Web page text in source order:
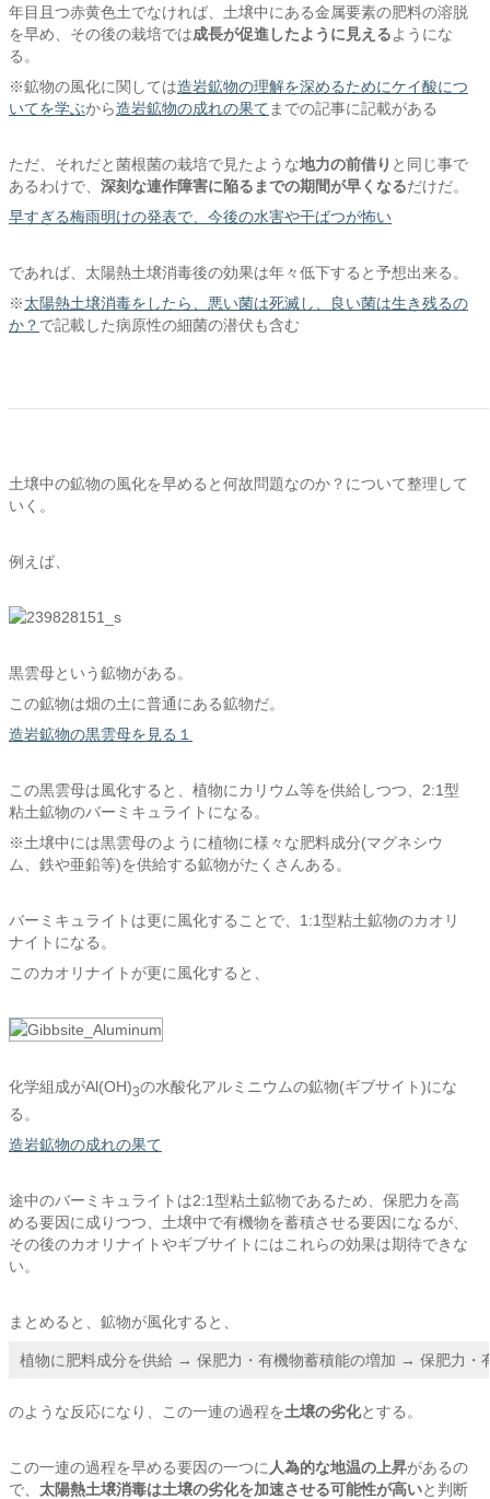
年目且つ赤黄色土でなければ、土壌中にある金属要素の肥料の溶脱
を早め、その後の栽培では成長が促進したように見えるようにな
る。
※鉱物の風化に関しては造岩鉱物の理解を深めるためにケイ酸につ
いてを学ぶから造岩鉱物の成れの果て までの記事に記載がある
ただ、それだと菌根菌の栽培で見たような地力の前借り と同じ事で
あるわけで、 深刻な連作障害に陥るまでの期間が早くなるだけだ。
早すぎる梅雨明けの発表で、今後の水害や干ばつが怖い
であれば、太陽熱土壌消毒後の効果は年々低下すると予想出来る。
※太陽熱土壌消毒をしたら、悪い菌は死滅し、良い菌は生き残るの
か？ で記載した病原性の細菌の潜伏も含む
土壌中の鉱物の風化を早めると何故問題なのか？について整理して
いく。
例えば、
黒雲母という鉱物がある。
この鉱物は畑の土に普通にある鉱物だ。
造岩鉱物の黒雲母を見る１
この黒雲母は風化すると、植物にカリウム等を供給しつつ、2:1型
粘土鉱物のバーミキュライトになる。
※土壌中には黒雲母のように植物に様々な肥料成分(マグネシウ
ム、鉄や亜鉛等)を供給する鉱物がたくさんある。
バーミキュライトは更に風化することで、1:1型粘土鉱物のカオリ
ナイトになる。
このカオリナイトが更に風化すると、
化学組成がAl(OH)3の水酸化アルミニウムの鉱物(ギブサイト)にな
る。
造岩鉱物の成れの果て
途中のバーミキュライトは2:1型粘土鉱物であるため、保肥力を高
める要因に成りつつ、土壌中で有機物を蓄積させる要因になるが、
その後のカオリナイトやギブサイトにはこれらの効果は期待できな
い。
まとめると、鉱物が風化すると、
植物に肥料成分を供給 → 保肥力・有機物蓄積能の増加 → 保肥力・
のような反応になり、この一連の過程を土壌の劣化とする。
この一連の過程を早める要因の一つに 人為的な地温の上昇があるの
で、 太陽熱土壌消毒は土壌の劣化を加速させる可能性が高いと判断